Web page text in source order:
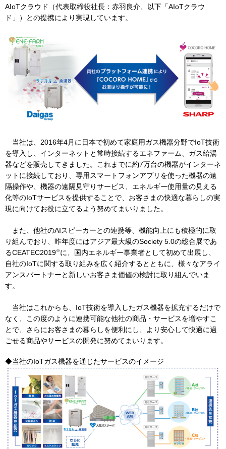
企業情報
ご家庭のお客さま
業務用・産業用のお客さま
お問い合わせ English
IR情報
採用情報
プレスリリース
AIoTクラウド（代表取締役社長：赤羽良介、以下「AIoTクラウ
ド」）との提携により実現しています。
当社は、2016年4月に日本で初めて家庭用ガス機器分野でIoT技術
を導入し、インターネットと常時接続するエネファーム、ガス給湯
器などを販売してきました。これまでに約7万台の機器がインターネ
ットに接続しており、専用スマートフォンアプリを使った機器の遠
隔操作や、機器の遠隔見守りサービス、エネルギー使用量の見える
化等のIoTサービスを提供することで、お客さまの快適な暮らしの実
現に向けてお役に立てるよう努めてまいりました。
また、他社のAIスピーカーとの連携等、機能向上にも積極的に取
り組んでおり、昨年度にはアジア最大級のSociety 5.0の総合展であ
るCEATEC2019※ に、国内エネルギー事業者として初めて出展し、
自社のIoTに関する取り組みを広く紹介するとともに、様々なアライ
アンスパートナーと新しいお客さま価値の検討に取り組んでいま
す。
当社はこれからも、IoT技術を導入したガス機器を拡充するだけで
なく、この度のように連携可能な他社の商品・サービスを増やすこ
とで、さらにお客さまの暮らしを便利にし、より安心して快適に過
ごせる商品やサービスの開発に努めてまいります。
◆当社のIoTガス機器を通じたサービスのイメージ